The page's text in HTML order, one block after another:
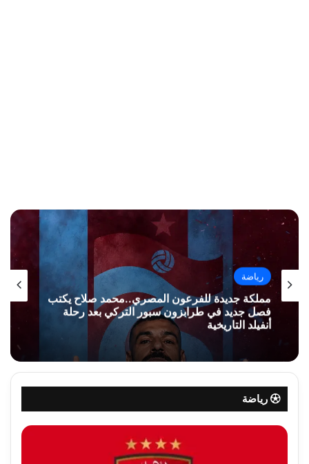
رياضة
مملكة جديدة للفرعون المصري..محمد صلاح يكتب
فصل جديد في طرابزون سبور التركي بعد رحلة
أنفيلد التاريخية
رياضة